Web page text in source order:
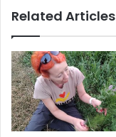
Related Articles